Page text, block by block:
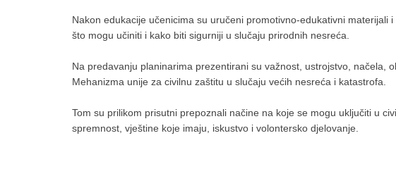
Nakon edukacije učenicima su uručeni promotivno-edukativni materijali
što mogu učiniti i kako biti sigurniji u slučaju prirodnih nesreća.
Na predavanju planinarima prezentirani su važnost, ustrojstvo, načela,
Mehanizma unije za civilnu zaštitu u slučaju većih nesreća i katastrofa.
Tom su prilikom prisutni prepoznali načine na koje se mogu uključiti u
spremnost, vještine koje imaju, iskustvo i volontersko djelovanje.